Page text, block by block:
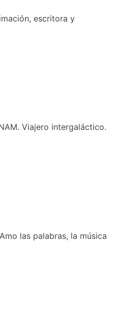
escritora y
Viajero intergaláctico.
las palabras, la música